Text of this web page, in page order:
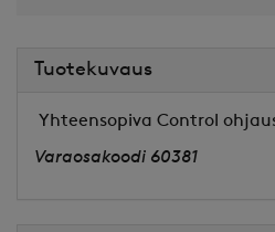
Tuotekuvaus
Yhteensopiva Control
Varaosakoodi 60381